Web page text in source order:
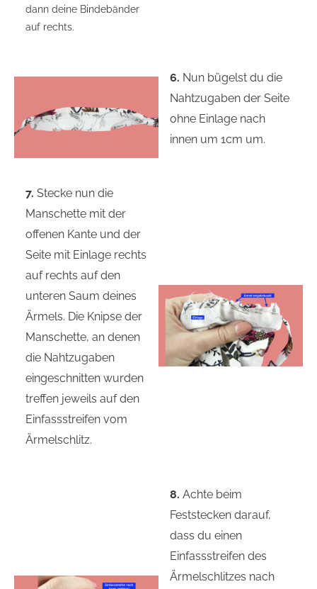
dann deine Bindebänder
auf rechts.
6. Nun bügelst du die
Nahtzugaben der Seite
ohne Einlage nach
innen um 1cm um.
7.Stecke nun die
Manschette mit der
offenen Kante und der
Seite mit Einlage rechts
auf rechts auf den
unteren Saum deines
Ärmels. Die Knipse der
Manschette, an denen
die Nahtzugaben
eingeschnitten wurden
treffen jeweils auf den
Einfassstreifen vom
Ärmelschlitz.
8. Achte beim
Feststecken darauf,
dass du einen
Einfassstreifen des
Ärmelschlitzes nach